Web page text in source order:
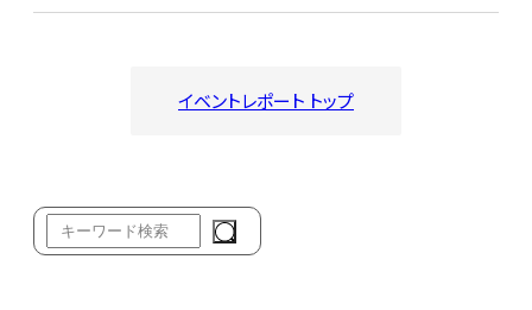
イベントレポート トップ